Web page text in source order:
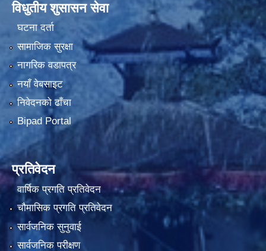
विधुतीय शुसासन सेवा
घटना दर्ता
सामाजिक सुरक्षा
नागरिक वडापत्र
नयाँ वेबसाइट
निवेदनको ढाँचा
Bipad Portal
प्रतिवेदन
वार्षिक प्रगति प्रतिवेदन
चौमासिक प्रगति प्रतिवेदन
सार्वजनिक सुनुवाई
सार्वजनिक परीक्षण